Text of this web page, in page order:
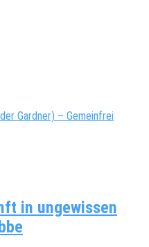
Gardner) – Gemeinfrei
in ungewissen